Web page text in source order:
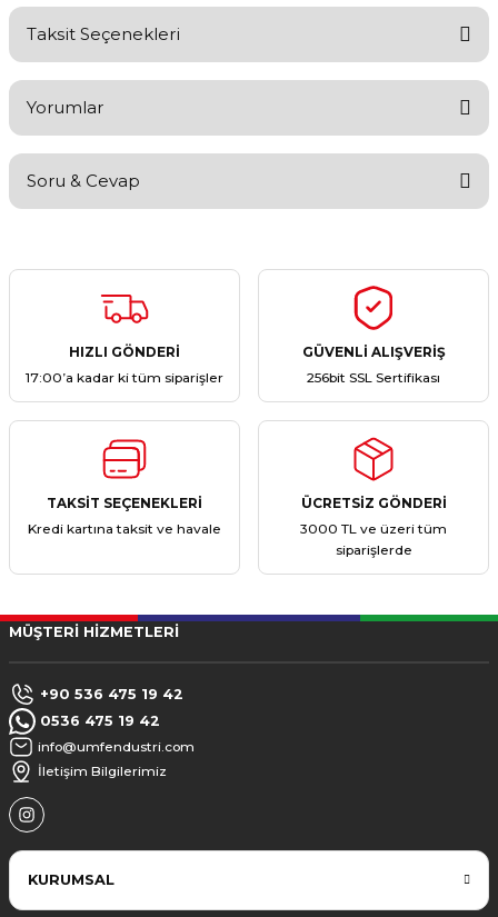
Taksit Seçenekleri
Yorumlar
Yorum Yaz
Soru & Cevap
Ürün hakkında henüz soru sorulmamış.
HIZLI GÖNDERİ
17:00’a kadar ki tüm siparişler
GÜVENLİ ALIŞVERİŞ
256bit SSL Sertifikası
TAKSİT SEÇENEKLERİ
Kredi kartına taksit ve havale
ÜCRETSİZ GÖNDERİ
3000 TL ve üzeri tüm
siparişlerde
MÜŞTERİ HİZMETLERİ
+90 536 475 19 42
0536 475 19 42
info@umfendustri.com
İletişim Bilgilerimiz
KURUMSAL